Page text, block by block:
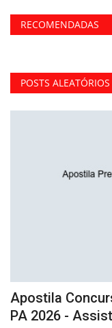
RECOMENDADAS
POSTS ALEATÓRIOS
Apostila
PA 2026 -